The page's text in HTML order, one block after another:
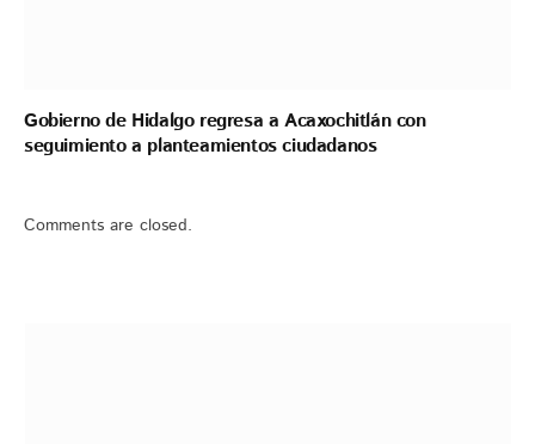
Gobierno de Hidalgo regresa a Acaxochitlán con
seguimiento a planteamientos ciudadanos
Comments are closed.